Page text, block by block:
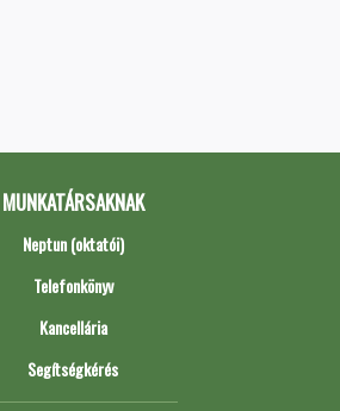
MUNKATÁRSAKNAK
Neptun (oktatói)
Telefonkönyv
Kancellária
Segítségkérés